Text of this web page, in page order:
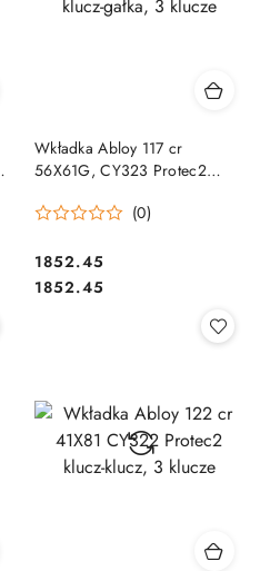
Wkładka Abloy 117 cr
56X61G, CY323 Protec2
(0)
Cena:
1852.45
Cena:
1852.45